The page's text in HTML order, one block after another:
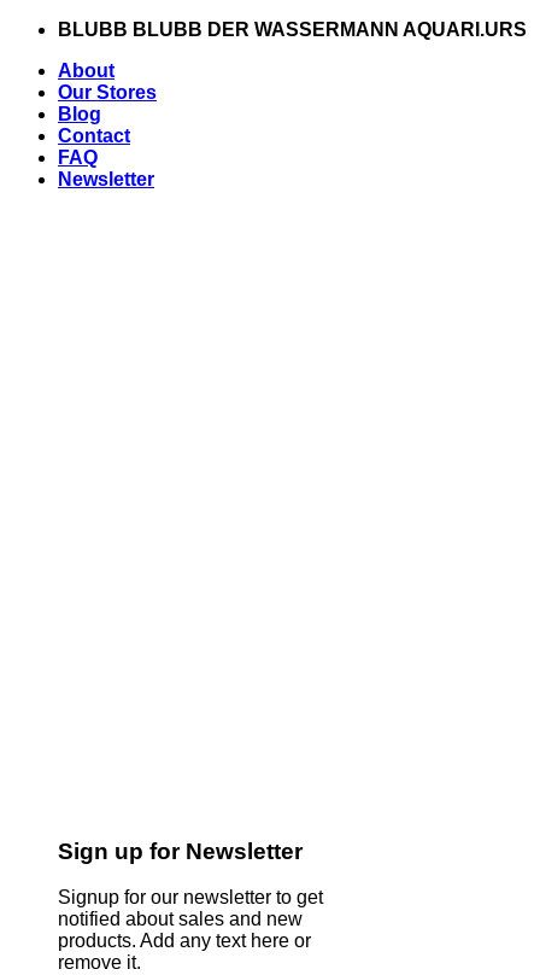
Zum
springen
BLUBB BLUBB DER WASSERMANN AQUARI.URS
About
Our Stores
Blog
Contact
FAQ
Newsletter
Sign up for Newsletter
Signup for our newsletter to get
notified about sales and new
products. Add any text here or
remove it.